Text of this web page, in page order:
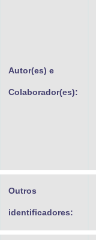
Autor(es) e
Colaborador(es):
Outros
identificadores: